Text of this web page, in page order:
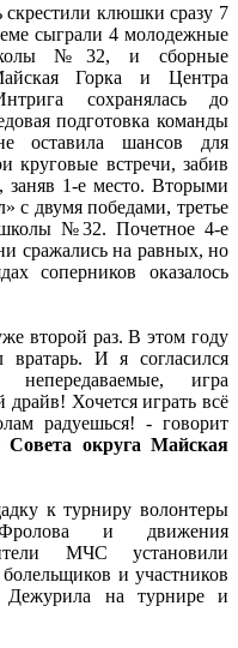
скрестили клюшки сразу 7
сыграли 4 молодежные
№32, и сборные
Горка и Центра
сохранялась до
подготовка команды
оставила шансов для
круговые встречи, забив
заняв 1-е место. Вторыми
с двумя победами, третье
№32. Почетное 4-е
сражались на равных, но
соперников оказалось
второй раз. В этом году
И я согласился
игра
драйв! Хочется играть всё
радуешься! - говорит
округа Майская
к турниру волонтеры
и движения
МЧС установили
и участников
на турнире и